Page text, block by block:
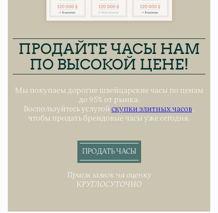
ПРОДАЙТЕ ЧАСЫ НАМ
ПО ВЫСОКОЙ ЦЕНЕ!
Мы покупаем дорогие швейцарские часы по ценам
до 95% от рынка.
Воспользуйтесь услугой скупки элитных часов,
чтобы продать брендовые часы уже сегодня.
ПРОДАТЬ ЧАСЫ
Прием заявок на оценку
КРУГЛОСУТОЧНО